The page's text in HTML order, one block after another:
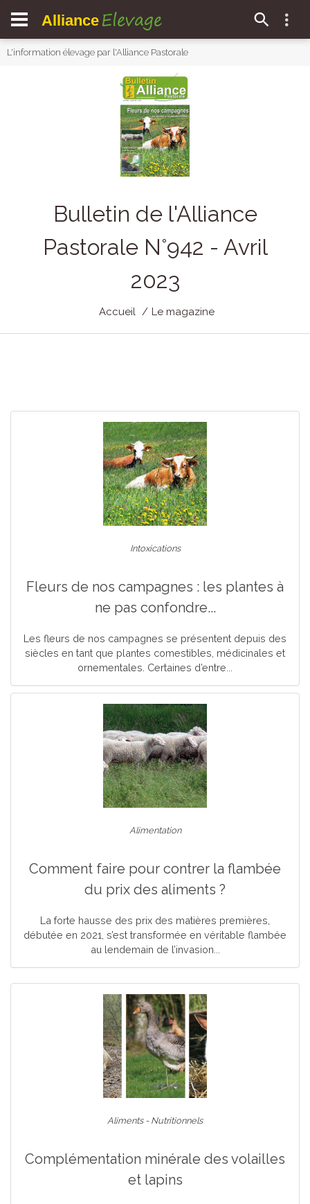
Alliance Elevage
L'information élevage par l'Alliance Pastorale
Bulletin de l'Alliance
Pastorale N°942 - Avril
2023
Accueil Le magazine
Intoxications
Fleurs de nos campagnes : les plantes à
ne pas confondre...
Les fleurs de nos campagnes se présentent depuis des
siècles en tant que plantes comestibles, médicinales et
ornementales. Certaines d’entre...
Alimentation
Comment faire pour contrer la flambée
du prix des aliments ?
La forte hausse des prix des matières premières,
débutée en 2021, s’est transformée en véritable flambée
au lendemain de l’invasion...
Aliments - Nutritionnels
Complémentation minérale des volailles
et lapins